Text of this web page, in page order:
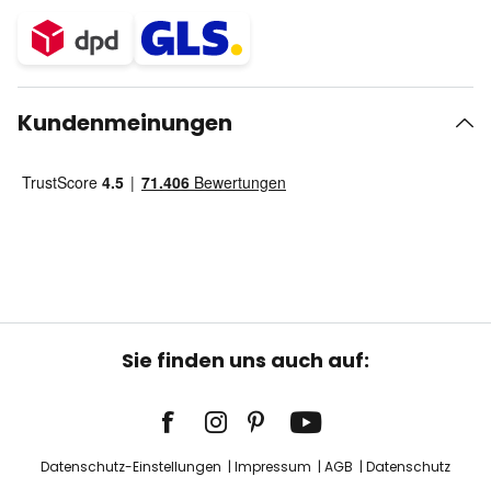
Kundenmeinungen
Sie finden uns auch auf:
Datenschutz-Einstellungen Impressum AGB Datenschutz